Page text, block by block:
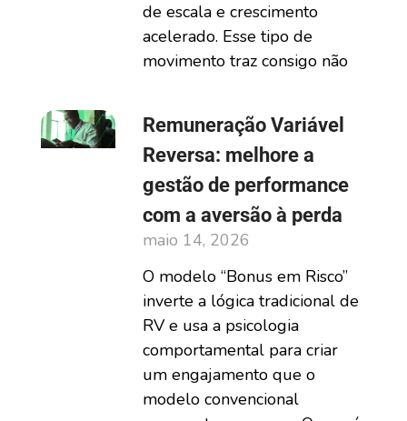
de escala e crescimento
acelerado. Esse tipo de
movimento traz consigo não
Remuneração Variável
Reversa: melhore a
gestão de performance
com a aversão à perda
maio 14, 2026
O modelo “Bonus em Risco”
inverte a lógica tradicional de
RV e usa a psicologia
comportamental para criar
um engajamento que o
modelo convencional